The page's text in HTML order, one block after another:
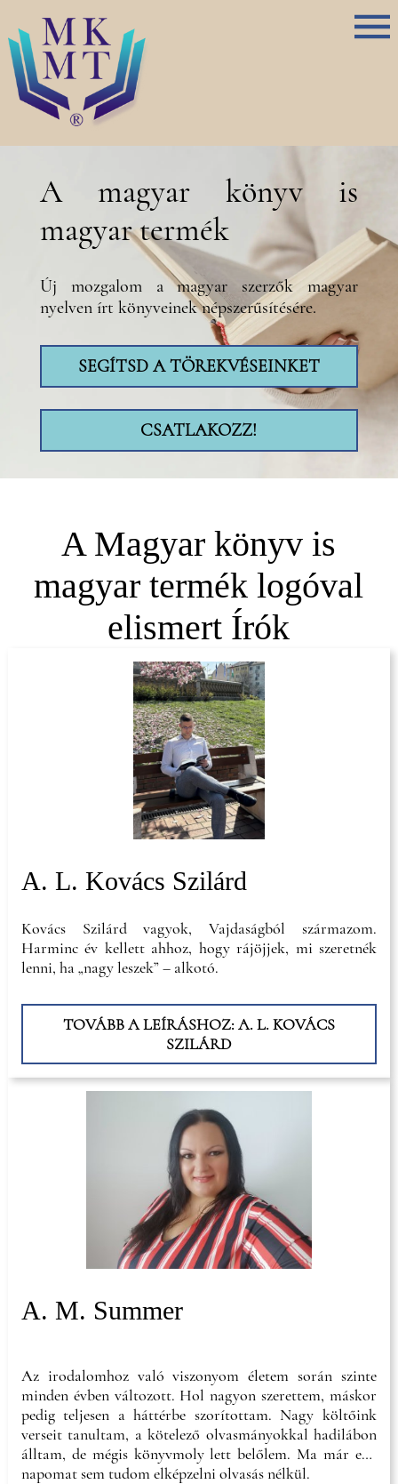
A magyar könyv is
magyar termék
Új mozgalom a magyar szerzők magyar
nyelven írt könyveinek népszerűsítésére.
SEGÍTSD A TÖREKVÉSEINKET
CSATLAKOZZ!
A Magyar könyv is
magyar termék logóval
elismert Írók
A. L. Kovács Szilárd
Kovács Szilárd vagyok, Vajdaságból származom.
Harminc év kellett ahhoz, hogy rájöjjek, mi szeretnék
lenni, ha „nagy leszek” – alkotó.
TOVÁBB A LEÍRÁSHOZ: A. L. KOVÁCS
SZILÁRD
A. M. Summer
Az irodalomhoz való viszonyom életem során szinte
minden évben változott. Hol nagyon szerettem, máskor
pedig teljesen a háttérbe szorítottam. Nagy költőink
verseit tanultam, a kötelező olvasmányokkal hadilábon
álltam, de mégis könyvmoly lett belőlem. Ma már egy
napomat sem tudom elképzelni olvasás nélkül.